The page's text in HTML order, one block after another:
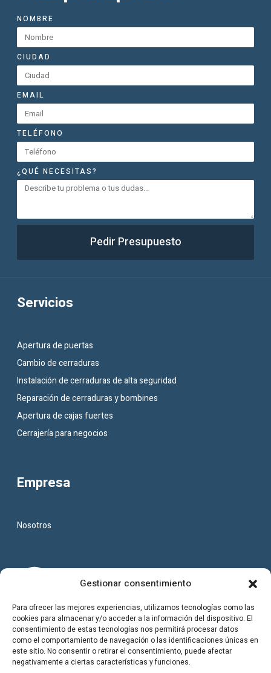
Gestionar consentimiento
Para ofrecer las mejores experiencias, utilizamos tecnologías como las
cookies para almacenar y/o acceder a la información del dispositivo. El
consentimiento de estas tecnologías nos permitirá procesar datos
como el comportamiento de navegación o las identificaciones únicas en
este sitio. No consentir o retirar el consentimiento, puede afectar
negativamente a ciertas características y funciones.
NOMBRE
CIUDAD
EMAIL
TELÉFONO
¿QUÉ NECESITAS?
Pedir Presupuesto
Servicios
Apertura de puertas
Cambio de cerraduras
Instalación de cerraduras de alta seguridad
Reparación de cerraduras y bombines
Apertura de cajas fuertes
Cerrajería para negocios
Empresa
Nosotros
info@cerrajero-oviedo.es